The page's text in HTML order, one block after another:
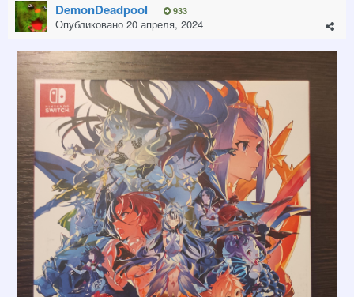
DemonDeadpool 933
Опубликовано 20 апреля, 2024